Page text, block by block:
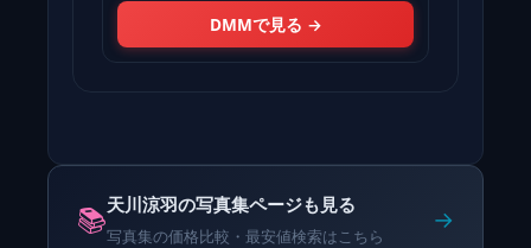
DMMで見る →
📚天川涼羽の写真集ページも見る
写真集の価格比較・最安値検索はこちら
→